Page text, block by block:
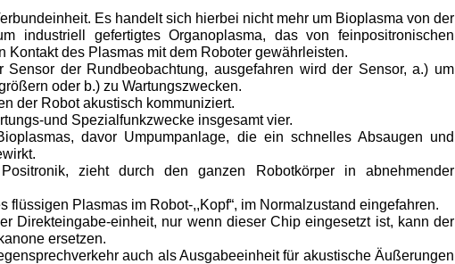
Es handelt sich hierbei nicht mehr um Bioplasma von der
industriell gefertigtes Organoplasma, das von feinpositronischen
Kontakt des Plasmas mit dem Roboter gewährleisten.
Sensor der Rundbeobachtung, ausgefahren wird der Sensor, a.) um
oder b.) zu Wartungszwecken.
der Robot akustisch kommuniziert.
und Spezialfunkzwecke insgesamt vier.
davor Umpumpanlage, die ein schnelles Absaugen und
Positronik, zieht durch den ganzen Robotkörper in abnehmender
flüssigen Plasmas im Robot-,,Kopf“, im Normalzustand eingefahren.
Direkteingabe-einheit, nur wenn dieser Chip eingesetzt ist, kann der
ersetzen.
auch als Ausgabeeinheit für akustische Äußerungen